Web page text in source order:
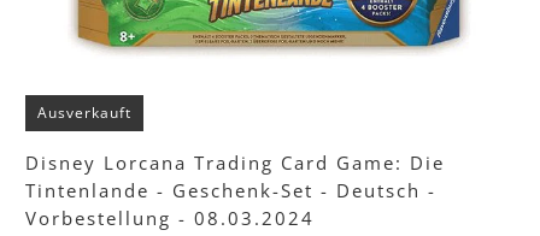
Ausverkauft
Disney Lorcana Trading Card Game: Die
Tintenlande - Geschenk-Set - Deutsch -
Vorbestellung - 08.03.2024